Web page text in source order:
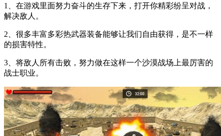
1、在游戏里面努力奋斗的生存下来，打开你精彩纷呈对战，
解决敌人。
2、很多丰富多彩热武器装备能够让我们自由获得，是不一样
的损害特性。
3、将敌人所有击败，努力做在这样一个沙漠战场上最厉害的
战士职业。